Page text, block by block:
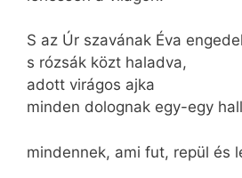
S az Úr szavának Éva
s rózsák közt haladva,
adott virágos ajka
minden dolognak egy-egy
mindennek, ami fut, repül és